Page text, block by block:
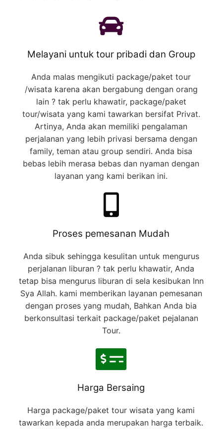
Melayani untuk tour pribadi dan Group
Anda malas mengikuti package/paket tour
/wisata karena akan bergabung dengan orang
lain ? tak perlu khawatir, package/paket
tour/wisata yang kami tawarkan bersifat Privat.
Artinya, Anda akan memiliki pengalaman
perjalanan yang lebih privasi bersama dengan
family, teman atau group sendiri. Anda bisa
bebas lebih merasa bebas dan nyaman dengan
layanan yang kami berikan ini.
Proses pemesanan Mudah
Anda sibuk sehingga kesulitan untuk mengurus
perjalanan liburan ? tak perlu khawatir, Anda
tetap bisa mengurus liburan di sela kesibukan Inn
Sya Allah. kami memberikan layanan pemesanan
dengan proses yang mudah, Bahkan Anda bia
berkonsultasi terkait package/paket pejalanan
Tour.
Harga Bersaing
Harga package/paket tour wisata yang kami
tawarkan kepada anda merupakan harga terbaik.